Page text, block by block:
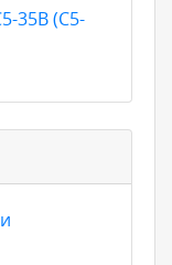
35В (С5-